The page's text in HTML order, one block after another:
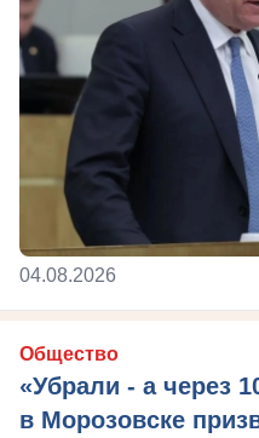
04.08.2026
Общество
«Убрали - а через
в Морозовске